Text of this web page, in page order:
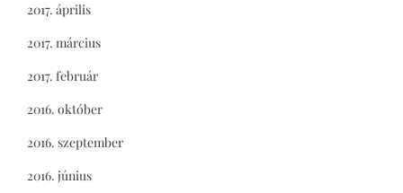
2017. április
2017. március
2017. február
2016. október
2016. szeptember
2016. június